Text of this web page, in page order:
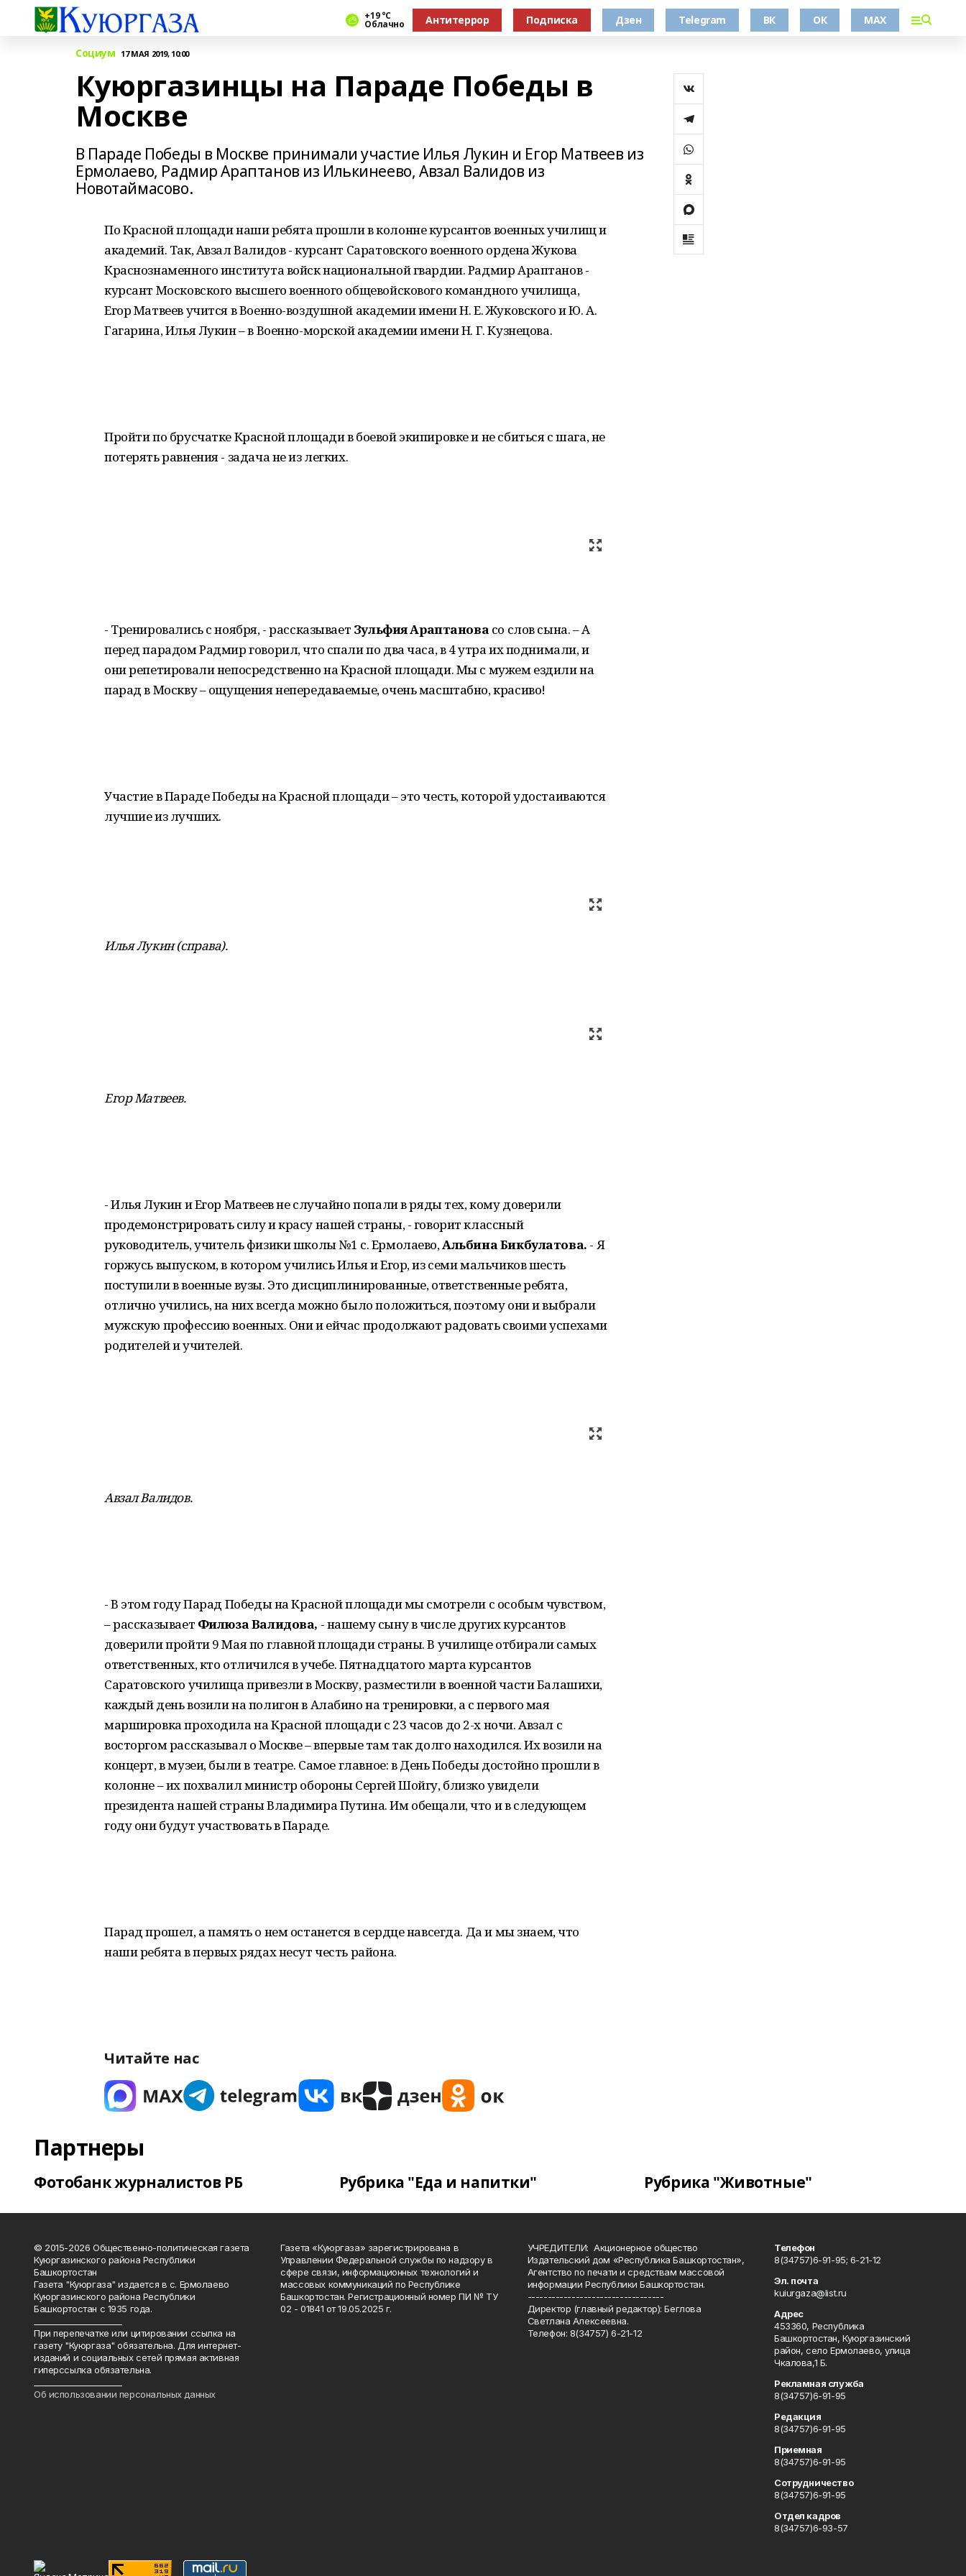
+19 °С
Облачно Антитеррор Подписка Дзен Telegram ВК ОК MAX
Социум 17 МАЯ 2019, 10:00
Куюргазинцы на Параде Победы в
Москве
В Параде Победы в Москве принимали участие Илья Лукин и Егор Матвеев из
Ермолаево, Радмир Араптанов из Илькинеево, Авзал Валидов из
Новотаймасово.
По Красной площади наши ребята прошли в колонне курсантов военных училищ и
академий. Так, Авзал Валидов - курсант Саратовского военного ордена Жукова
Краснознаменного института войск национальной гвардии. Радмир Араптанов -
курсант Московского высшего военного общевойскового командного училища,
Егор Матвеев учится в Военно-воздушной академии имени Н. Е. Жуковского и Ю. А.
Гагарина, Илья Лукин – в Военно-морской академии имени Н. Г. Кузнецова.
Пройти по брусчатке Красной площади в боевой экипировке и не сбиться с шага, не
потерять равнения - задача не из легких.
- Тренировались с ноября, - рассказывает Зульфия Араптанова со слов сына. – А
перед парадом Радмир говорил, что спали по два часа, в 4 утра их поднимали, и
они репетировали непосредственно на Красной площади. Мы с мужем ездили на
парад в Москву – ощущения непередаваемые, очень масштабно, красиво!
Участие в Параде Победы на Красной площади – это честь, которой удостаиваются
лучшие из лучших.
Илья Лукин (справа).
Егор Матвеев.
- Илья Лукин и Егор Матвеев не случайно попали в ряды тех, кому доверили
продемонстрировать силу и красу нашей страны, - говорит классный
руководитель, учитель физики школы №1 с. Ермолаево,Альбина Бикбулатова. - Я
горжусь выпуском, в котором учились Илья и Егор, из семи мальчиков шесть
поступили в военные вузы. Это дисциплинированные, ответственные ребята,
отлично учились, на них всегда можно было положиться, поэтому они и выбрали
мужскую профессию военных. Они и ейчас продолжают радовать своими успехами
родителей и учителей.
Авзал Валидов.
- В этом году Парад Победы на Красной площади мы смотрели с особым чувством,
– рассказывает Филюза Валидова, - нашему сыну в числе других курсантов
доверили пройти 9 Мая по главной площади страны. В училище отбирали самых
ответственных, кто отличился в учебе. Пятнадцатого марта курсантов
Саратовского училища привезли в Москву, разместили в военной части Балашихи,
каждый день возили на полигон в Алабино на тренировки, а с первого мая
маршировка проходила на Красной площади с 23 часов до 2-х ночи. Авзал с
восторгом рассказывал о Москве – впервые там так долго находился. Их возили на
концерт, в музеи, были в театре. Самое главное: в День Победы достойно прошли в
колонне – их похвалил министр обороны Сергей Шойгу, близко увидели
президента нашей страны Владимира Путина. Им обещали, что и в следующем
году они будут участвовать в Параде.
Парад прошел, а память о нем останется в сердце навсегда. Да и мы знаем, что
наши ребята в первых рядах несут честь района.
Читайте нас
Партнеры
Фотобанк журналистов РБ Рубрика "Еда и напитки" Рубрика "Животные"
© 2015-2026 Общественно-политическая газета
Куюргазинского района Республики
Башкортостан
Газета "Куюргаза" издается в с. Ермолаево
Куюргазинского района Республики
Башкортостан с 1935 года.
При перепечатке или цитировании ссылка на
газету "Куюргаза" обязательна. Для интернет-
изданий и социальных сетей прямая активная
гиперссылка обязательна.
Об использовании персональных данных
Газета «Куюргаза» зарегистрирована в
Управлении Федеральной службы по надзору в
сфере связи, информационных технологий и
массовых коммуникаций по Республике
Башкортостан. Регистрационный номер ПИ № ТУ
02 - 01841 от 19.05.2025 г.
УЧРЕДИТЕЛИ: Акционерное общество
Издательский дом «Республика Башкортостан»,
Агентство по печати и средствам массовой
информации Республики Башкортостан.
----------------------------------
Директор (главный редактор): Беглова
Светлана Алексеевна.
Телефон: 8(34757) 6-21-12
Телефон
8(34757)6-91-95; 6-21-12
Эл. почта
kuiurgaza@list.ru
Адрес
453360, Республика
Башкортостан, Куюргазинский
район, село Ермолаево, улица
Чкалова,1 Б.
Рекламная служба
8(34757)6-91-95
Редакция
8(34757)6-91-95
Приемная
8(34757)6-91-95
Сотрудничество
8(34757)6-91-95
Отдел кадров
8(34757)6-93-57